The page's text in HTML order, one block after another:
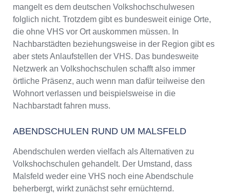
mangelt es dem deutschen Volkshochschulwesen
folglich nicht. Trotzdem gibt es bundesweit einige Orte,
die ohne VHS vor Ort auskommen müssen. In
Nachbarstädten beziehungsweise in der Region gibt es
aber stets Anlaufstellen der VHS. Das bundesweite
Netzwerk an Volkshochschulen schafft also immer
örtliche Präsenz, auch wenn man dafür teilweise den
Wohnort verlassen und beispielsweise in die
Nachbarstadt fahren muss.
ABENDSCHULEN RUND UM MALSFELD
Abendschulen werden vielfach als Alternativen zu
Volkshochschulen gehandelt. Der Umstand, dass
Malsfeld weder eine VHS noch eine Abendschule
beherbergt, wirkt zunächst sehr ernüchternd.